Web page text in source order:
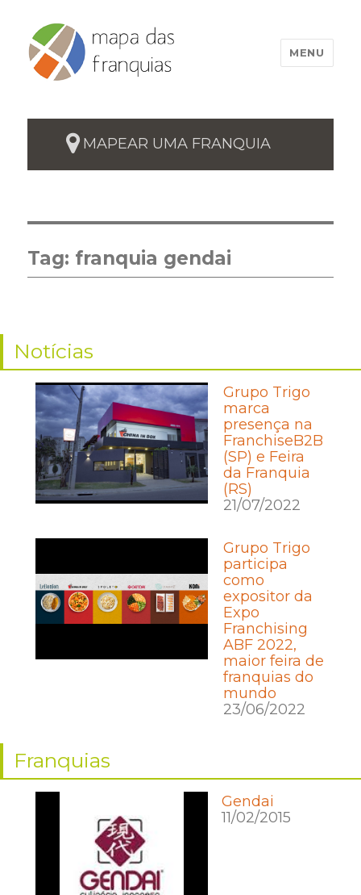
MENU
MAPEAR UMA FRANQUIA
Tag: franquia gendai
Notícias
Grupo Trigo
marca
presença na
FranchiseB2B
(SP) e Feira
da Franquia
(RS)
21/07/2022
Grupo Trigo
participa
como
expositor da
Expo
Franchising
ABF 2022,
maior feira de
franquias do
mundo
23/06/2022
Franquias
Gendai
11/02/2015